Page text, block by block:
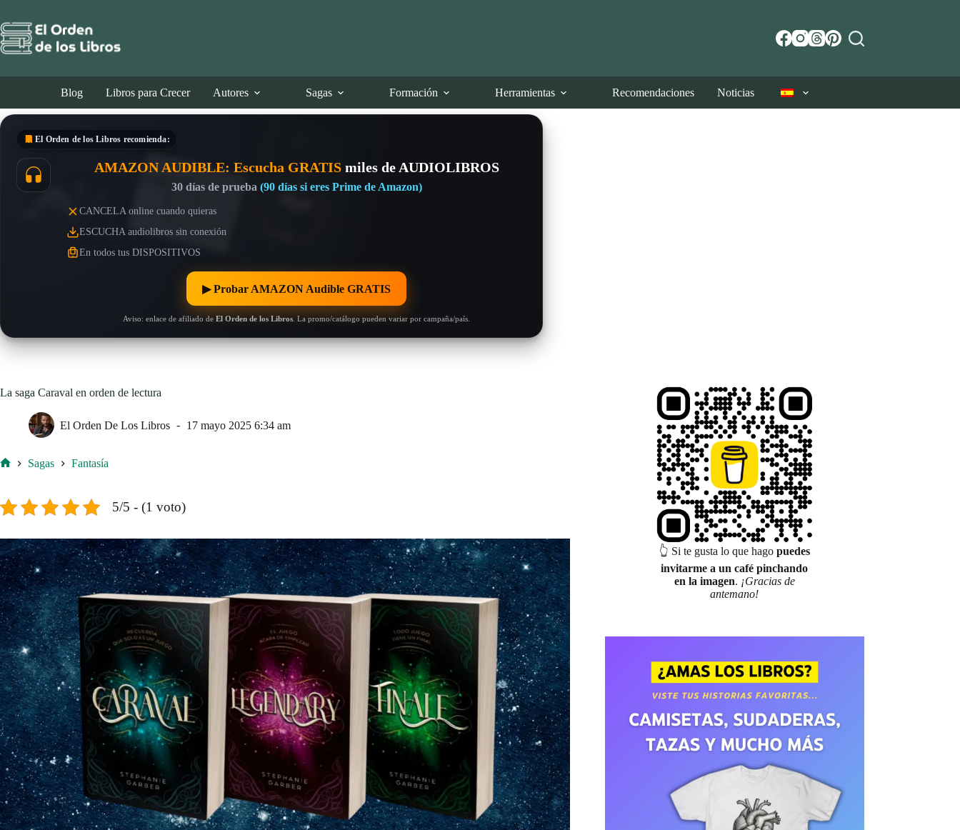
contenido
Blog Libros para Crecer Autores Sagas Formación Herramientas Recomendaciones Noticias
El Orden de los Libros recomienda:
AMAZON AUDIBLE: Escucha GRATISmiles de AUDIOLIBROS
30 días de prueba (90 días si eres Prime de Amazon)
CANCELA online cuando quieras
ESCUCHA audiolibros sin conexión
En todos tus DISPOSITIVOS
▶︎ Probar AMAZON Audible GRATIS
Aviso: enlace de afiliado de El Orden de los Libros . La promo/catálogo pueden variar por campaña/país.
La saga Caraval en orden de lectura
El Orden De Los Libros 17 mayo 2025 6:34 am
Sagas Fantasía
5/5 - (1 voto)
👆 Si te gusta lo que hago puedes
invitarme a un café pinchando
en la imagen. ¡Gracias de
antemano!